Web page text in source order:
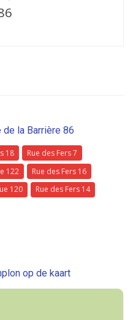
de la Barrière 86
18
Rue des Fers 7
122
Rue des Fers 16
120
Rue des Fers 14
op de kaart